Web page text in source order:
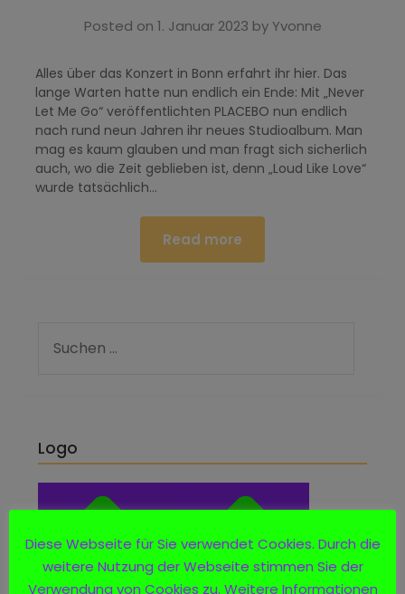
Posted on 1. Januar 2023 byYvonne
Alles über das Konzert in Bonn erfahrt ihr hier. Das
lange Warten hatte nun endlich ein Ende: Mit „Never
Let Me Go“ veröffentlichten PLACEBO nun endlich
nach rund neun Jahren ihr neues Studioalbum. Man
mag es kaum glauben und man fragt sich sicherlich
auch, wo die Zeit geblieben ist, denn „Loud Like Love“
wurde tatsächlich…
Read more
Logo
Diese Webseite für Sie verwendet Cookies. Durch die
weitere Nutzung der Webseite stimmen Sie der
Verwendung von Cookies zu. Weitere Informationen